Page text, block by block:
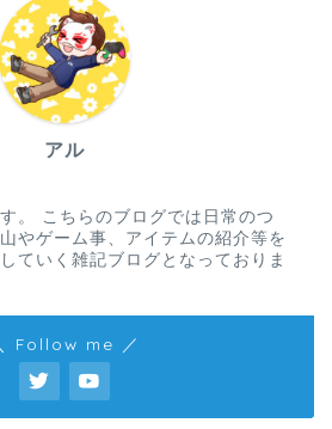
アル
。 こちらのブログでは日常のつ
やゲーム事、アイテムの紹介等を
ていく雑記ブログとなっておりま
Follow me ／